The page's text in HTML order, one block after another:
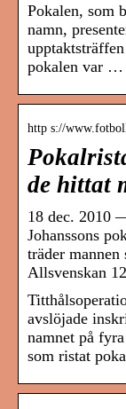
Pokalen, som
namn,
pokalen var …
http s://
de hittat
18 dec. 2010
Johanssons
träder
Allsvenskan
avslöjade
namnet på
som ristat